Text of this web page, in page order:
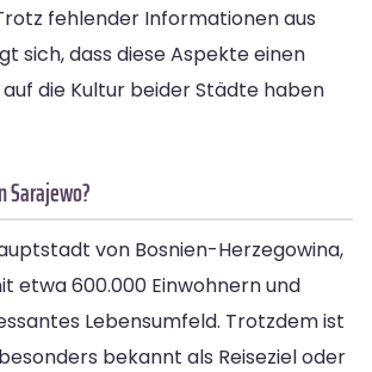
fehlender Informationen aus
sich, dass diese Aspekte einen
die Kultur beider Städte haben
Sarajewo?
von Bosnien-Herzegowina,
etwa 600.000 Einwohnern und
Lebensumfeld. Trotzdem ist
bekannt als Reiseziel oder